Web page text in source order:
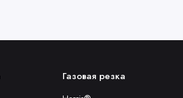
Газовая резка